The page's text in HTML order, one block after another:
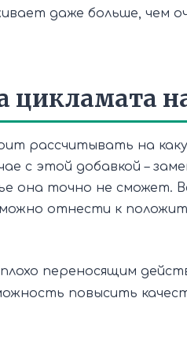
даже больше, чем
цикламата
рассчитывать на
с этой добавкой –
она точно не сможет.
отнести к
переносящим
повысить